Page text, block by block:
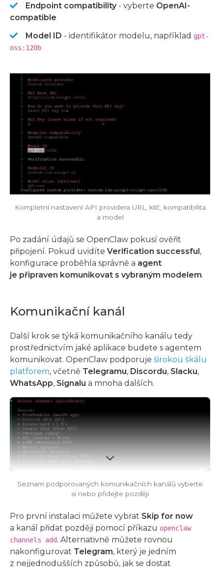
Endpoint compatibility- vyberte OpenAI-
compatible
Model ID - identifikátor modelu, například gpt-
oss:120b
Kompletní nastavení API providera URL, klíč, kompatibilita
a model
Po zadání údajů se OpenClaw pokusí ověřit
připojení. Pokud uvidíte Verification successful,
konfigurace proběhla správně a agent
je připraven komunikovat s vybraným modelem.
Komunikační kanál
Další krok se týká komunikačního kanálu tedy
prostřednictvím jaké aplikace budete s agentem
komunikovat. OpenClaw podporuje širokou škálu
platforem, včetně Telegramu, Discordu, Slacku,
WhatsApp, Signalu a mnoha dalších.
Seznam podporovaných komunikačních kanálů vyberte
si nebo přidejte později
Pro první instalaci můžete vybrat Skip for now
a kanál přidat později pomocí příkazu openclaw
channels add. Alternativně můžete rovnou
nakonfigurovat Telegram, který je jedním
z nejjednodušších způsobů, jak se dostat